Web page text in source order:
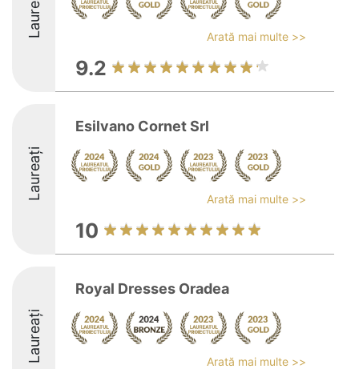
Laureați Arată mai multe >>
9.2
Laureați
Esilvano Cornet Srl
Arată mai multe >>
10
Laureați
Royal Dresses Oradea
Arată mai multe >>